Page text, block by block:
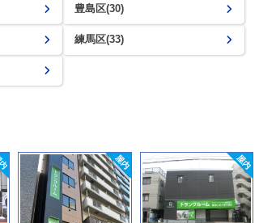
豊島区(30)
練馬区(33)